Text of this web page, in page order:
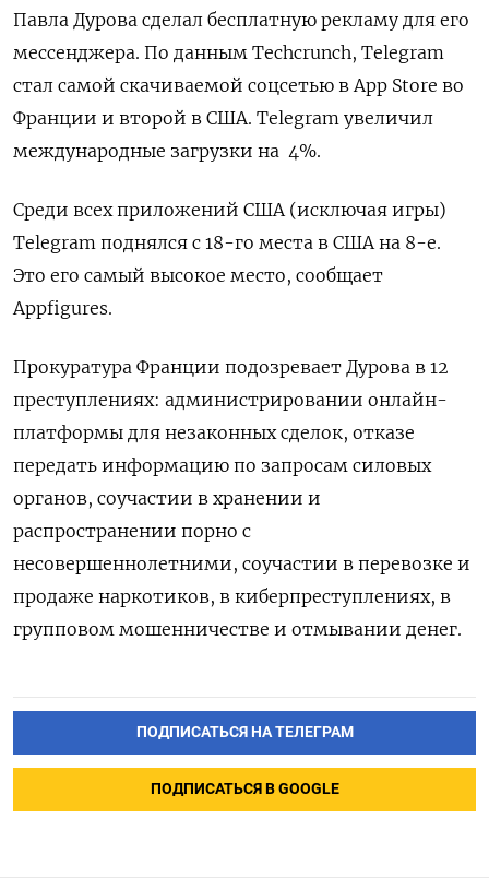
Павла Дурова сделал бесплатную рекламу для его
мессенджера. По данным Techcrunch, Telegram
стал самой скачиваемой соцсетью в App Store во
Франции и второй в США. Telegram увеличил
международные загрузки на 4%.
Среди всех приложений США (исключая игры)
Telegram поднялся с 18-го места в США на 8-е.
Это его самый высокое место, сообщает
Appfigures.
Прокуратура Франции подозревает Дурова в 12
преступлениях: администрировании онлайн-
платформы для незаконных сделок, отказе
передать информацию по запросам силовых
органов, соучастии в хранении и
распространении порно с
несовершеннолетними, соучастии в перевозке и
продаже наркотиков, в киберпреступлениях, в
групповом мошенничестве и отмывании денег.
ПОДПИСАТЬСЯ НА ТЕЛЕГРАМ
ПОДПИСАТЬСЯ В GOOGLE